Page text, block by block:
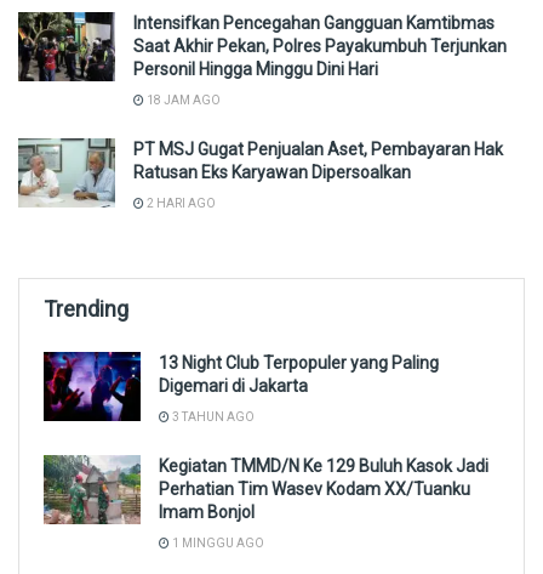
Intensifkan Pencegahan Gangguan Kamtibmas
Saat Akhir Pekan, Polres Payakumbuh Terjunkan
Personil Hingga Minggu Dini Hari
18 JAM AGO
PT MSJ Gugat Penjualan Aset, Pembayaran Hak
Ratusan Eks Karyawan Dipersoalkan
2 HARI AGO
Trending
13 Night Club Terpopuler yang Paling
Digemari di Jakarta
3 TAHUN AGO
Kegiatan TMMD/N Ke 129 Buluh Kasok Jadi
Perhatian Tim Wasev Kodam XX/Tuanku
Imam Bonjol
1 MINGGU AGO